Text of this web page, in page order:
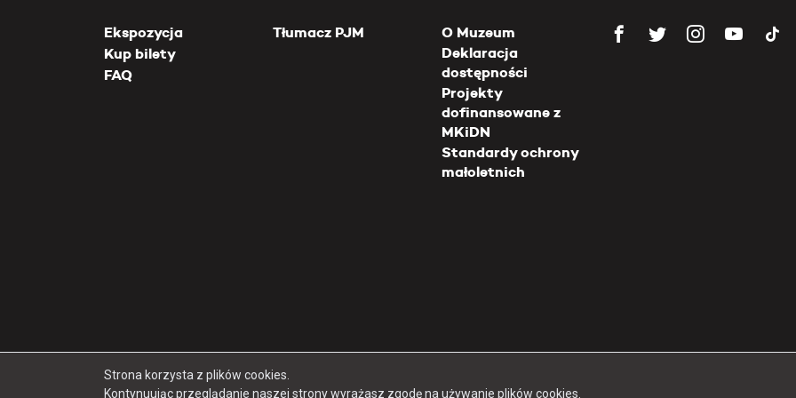
Ekspozycja
Kup bilety
FAQ
Tłumacz PJM
O Muzeum
Deklaracja
dostępności
Projekty
dofinansowane z
MKiDN
Standardy ochrony
małoletnich
Copyright 2026 Muzeum Powstania Warszawskiego
Strona korzysta z plików cookies.
Kontynuując przeglądanie naszej strony wyrażasz zgodę na używanie plików cookies.